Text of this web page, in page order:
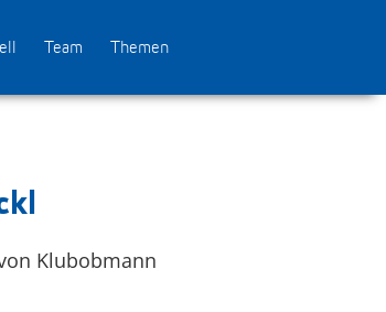
Team Themen
Klubobmann